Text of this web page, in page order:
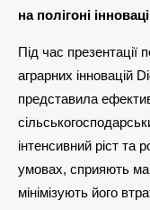
на полігоні
Під час презентації
аграрних інновацій
представила
інтенсивний ріст та
умовах, сприяють
мінімізують його